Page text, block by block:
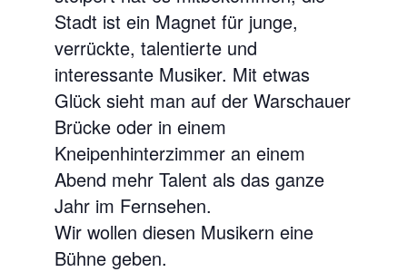
Stadt ist ein Magnet für junge,
verrückte, talentierte und
interessante Musiker. Mit etwas
Glück sieht man auf der Warschauer
Brücke oder in einem
Kneipenhinterzimmer an einem
Abend mehr Talent als das ganze
Jahr im Fernsehen.
Wir wollen diesen Musikern eine
Bühne geben.